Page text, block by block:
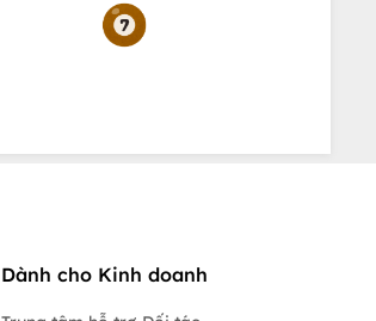
Dành cho Kinh doanh